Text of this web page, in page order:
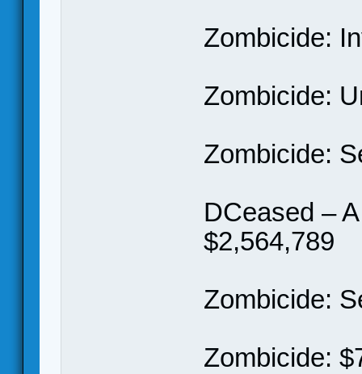
Zombicide:
Zombicide:
Zombicide:
DCeased –
$2,564,789
Zombicide:
Zombicide: